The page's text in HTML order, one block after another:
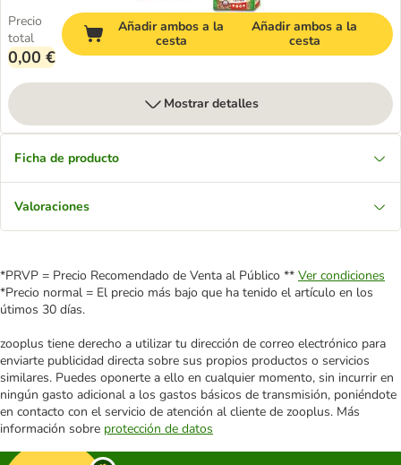
Precio
total
0,00 €
Añadir ambos a la
cesta
Añadir ambos a la
cesta
Mostrar detalles
Ficha de producto
Valoraciones
*PRVP = Precio Recomendado de Venta al Público ** Ver condiciones
*Precio normal = El precio más bajo que ha tenido el artículo en los
útimos 30 días.
zooplus tiene derecho a utilizar tu dirección de correo electrónico para
enviarte publicidad directa sobre sus propios productos o servicios
similares. Puedes oponerte a ello en cualquier momento, sin incurrir en
ningún gasto adicional a los gastos básicos de transmisión, poniéndote
en contacto con el servicio de atención al cliente de zooplus. Más
información sobre protección de datos